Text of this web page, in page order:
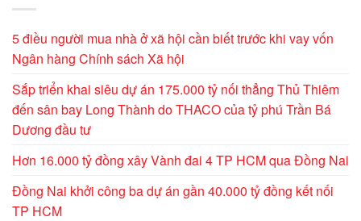
5 điều người mua nhà ở xã hội cần biết trước khi vay vốn
Ngân hàng Chính sách Xã hội
Sắp triển khai siêu dự án 175.000 tỷ nối thẳng Thủ Thiêm
đến sân bay Long Thành do THACO của tỷ phú Trần Bá
Dương đầu tư
Hơn 16.000 tỷ đồng xây Vành đai 4 TP HCM qua Đồng Nai
Đồng Nai khởi công ba dự án gần 40.000 tỷ đồng kết nối
TP HCM